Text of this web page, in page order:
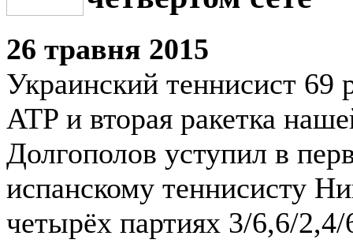
26 травня 2015
Украинский теннисист 69
ATP и вторая ракетка
Долгополов уступил в
испанскому теннисисту
четырёх партиях 3/6,6/